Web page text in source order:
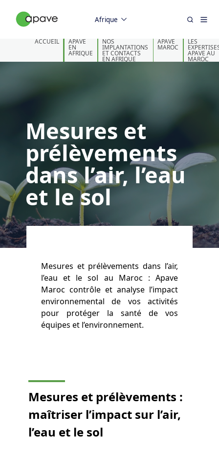
Afrique
ACCUEIL APAVE
EN
AFRIQUE
NOS
IMPLANTATIONS
ET CONTACTS
EN AFRIQUE
APAVE
MAROC
LES
APAVE AU
MAROC
Mesures et
prélèvements
dans l’air, l’eau
et le sol
Mesures et prélèvements dans l’air,
l’eau et le sol au Maroc : Apave
Maroc contrôle et analyse l’impact
environnemental de vos activités
pour protéger la santé de vos
équipes et l’environnement.
Mesures et prélèvements :
maîtriser l’impact sur l’air,
l’eau et le sol